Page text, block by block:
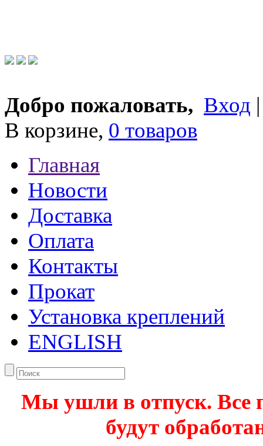
Добро пожаловать, Вход
В корзине, 0 товаров
Главная
Новости
Доставка
Оплата
Контакты
Прокат
Установка креплений
ENGLISH
Мы ушли в отпуск. Все
будут